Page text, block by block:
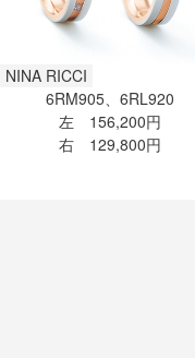
NINA RICCI
6RM905、6RL920
左 156,200円
右 129,800円